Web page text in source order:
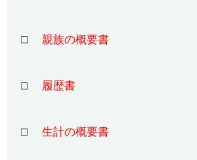
□ 親族の概要書
□ 履歴書
□ 生計の概要書